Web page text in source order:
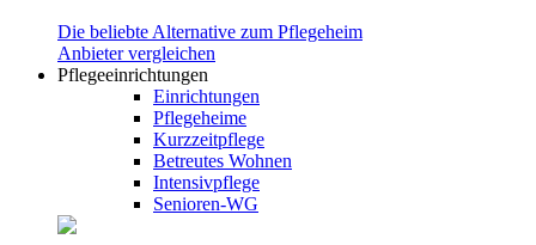
Die beliebte Alternative zum Pflegeheim
Anbieter vergleichen
Pflegeeinrichtungen
Einrichtungen
Pflegeheime
Kurzzeitpflege
Betreutes Wohnen
Intensivpflege
Senioren-WG